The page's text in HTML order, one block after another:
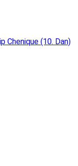
Chenique (10. Dan)